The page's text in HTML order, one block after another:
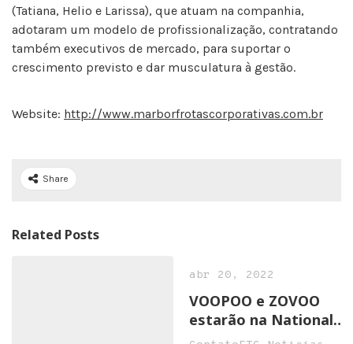
(Tatiana, Helio e Larissa), que atuam na companhia,
adotaram um modelo de profissionalização, contratando
também executivos de mercado, para suportar o
crescimento previsto e dar musculatura à gestão.
Website: http://www.marborfrotascorporativas.com.br
Share
Related Posts
abr 20, 2022
VOOPOO e ZOVOO
estarão na National
Convenience Show